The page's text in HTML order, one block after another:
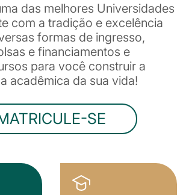
das melhores Universidades
com a tradição e excelência
formas de ingresso,
e financiamentos e
para você construir a
acadêmica da sua vida!
SE